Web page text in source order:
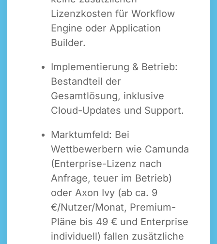
Lizenzkosten für Workflow
Engine oder Application
Builder.
Implementierung & Betrieb:
Bestandteil der
Gesamtlösung, inklusive
Cloud-Updates und Support.
Marktumfeld: Bei
Wettbewerbern wie Camunda
(Enterprise-Lizenz nach
Anfrage, teuer im Betrieb)
oder Axon Ivy (ab ca. 9
€/Nutzer/Monat, Premium-
Pläne bis 49 € und Enterprise
individuell) fallen zusätzliche